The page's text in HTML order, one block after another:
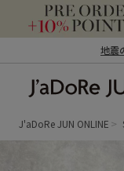
地震
ン オンライン）
J'aDoRe JUN ONLINE